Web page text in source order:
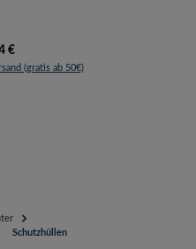
Preis:
€
(gratis ab 50€)
Schutzhüllen